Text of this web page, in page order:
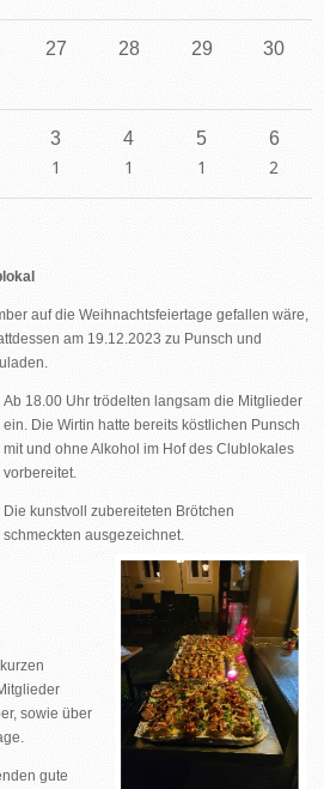
27 28 29 30
3 4 5 6
auf die Weihnachtsfeiertage gefallen wäre,
am 19.12.2023 zu Punsch und
Ab 18.00 Uhr trödelten langsam die Mitglieder
ein. Die Wirtin hatte bereits köstlichen Punsch
mit und ohne Alkohol im Hof des Clublokales
vorbereitet.
Die kunstvoll zubereiteten Brötchen
schmeckten ausgezeichnet.
sowie über
gute